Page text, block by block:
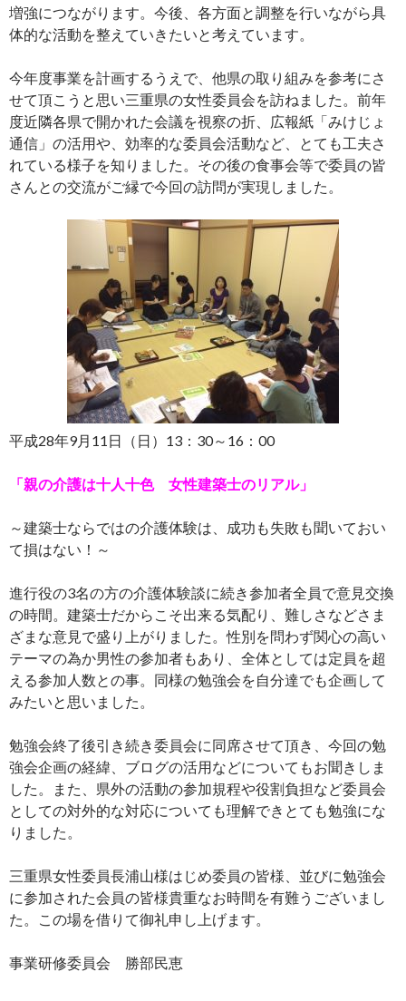
増強につながります。今後、各方面と調整を行いながら具
体的な活動を整えていきたいと考えています。
今年度事業を計画するうえで、他県の取り組みを参考にさ
せて頂こうと思い三重県の女性委員会を訪ねました。前年
度近隣各県で開かれた会議を視察の折、広報紙「みけじょ
通信」の活用や、効率的な委員会活動など、とても工夫さ
れている様子を知りました。その後の食事会等で委員の皆
さんとの交流がご縁で今回の訪問が実現しました。
平成28年9月11日（日）13：30～16：00
「親の介護は十人十色 女性建築士のリアル」
～建築士ならではの介護体験は、成功も失敗も聞いておい
て損はない！～
進行役の3名の方の介護体験談に続き参加者全員で意見交換
の時間。建築士だからこそ出来る気配り、難しさなどさま
ざまな意見で盛り上がりました。性別を問わず関心の高い
テーマの為か男性の参加者もあり、全体としては定員を超
える参加人数との事。同様の勉強会を自分達でも企画して
みたいと思いました。
勉強会終了後引き続き委員会に同席させて頂き、今回の勉
強会企画の経緯、ブログの活用などについてもお聞きしま
した。また、県外の活動の参加規程や役割負担など委員会
としての対外的な対応についても理解できとても勉強にな
りました。
三重県女性委員長浦山様はじめ委員の皆様、並びに勉強会
に参加された会員の皆様貴重なお時間を有難うございまし
た。この場を借りて御礼申し上げます。
事業研修委員会 勝部民恵